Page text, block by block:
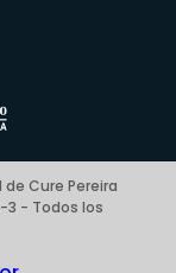
Pay
Cure Pereira
3 - Todos los